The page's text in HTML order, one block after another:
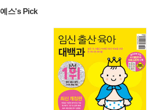
예스's Pick